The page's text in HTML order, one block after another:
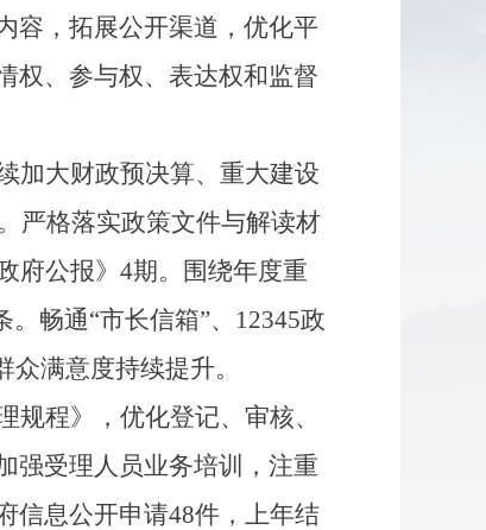
容，拓展公开渠道，优化平
权、参与权、表达权和监督
加大财政预决算、重大建设
严格落实政策文件与解读材
府公报》 4期。围绕年度重
。畅通“市长信箱”、 12345政
众满意度持续提升。
程》，优化登记、审核、
强受理人员业务培训，注重
信息公开申请48件，上年结